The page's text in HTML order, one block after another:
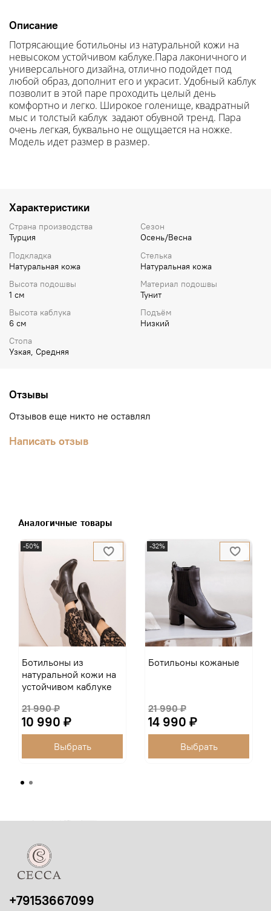
Описание
Потрясающие ботильоны из натуральной кожи на
невысоком устойчивом каблуке.Пара лаконичного и
универсального дизайна, отлично подойдет под
любой образ, дополнит его и украсит. Удобный каблук
позволит в этой паре проходить целый день
комфортно и легко. Широкое голенище, квадратный
мыс и толстый каблук задают обувной тренд. Пара
очень легкая, буквально не ощущается на ножке.
Модель идет размер в размер.
Характеристики
Страна производства
Турция
Сезон
Осень/Весна
Подкладка
Натуральная кожа
Стелька
Натуральная кожа
Высота подошвы
1 см
Материал подошвы
Тунит
Высота каблука
6 см
Подъём
Низкий
Стопа
Узкая, Средняя
Отзывы
Отзывов еще никто не оставлял
Написать отзыв
Аналогичные товары
-50%
Ботильоны из
натуральной кожи на
устойчивом каблуке
21 990 ₽
10 990 ₽
Выбрать
-32%
Ботильоны кожаные
21 990 ₽
14 990 ₽
Выбрать
+79153667099